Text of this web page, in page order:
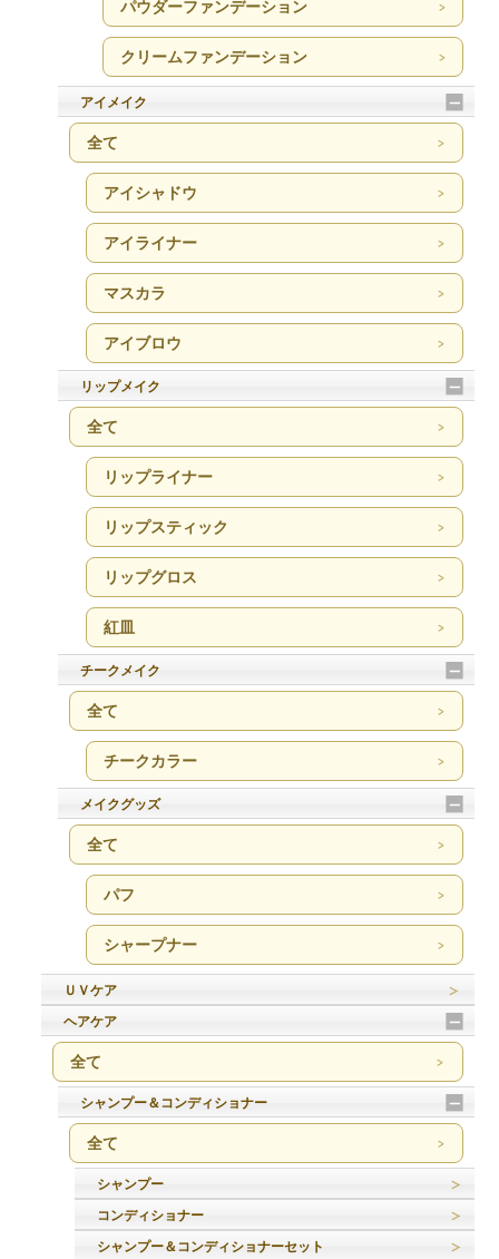
パウダーファンデーション
クリームファンデーション
アイメイク
全て
アイシャドウ
アイライナー
マスカラ
アイブロウ
リップメイク
全て
リップライナー
リップスティック
リップグロス
紅皿
チークメイク
全て
チークカラー
メイクグッズ
全て
パフ
シャープナー
ＵＶケア
ヘアケア
全て
シャンプー＆コンディショナー
全て
シャンプー
コンディショナー
シャンプー＆コンディショナーセット